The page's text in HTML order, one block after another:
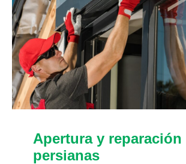
Apertura y reparación
persianas